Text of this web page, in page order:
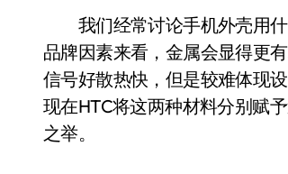
我们经常讨论手机外壳用什
品牌因素来看，金属会显得更
信号好散热快，但是较难体现
现在HTC将这两种材料分别赋
之举。